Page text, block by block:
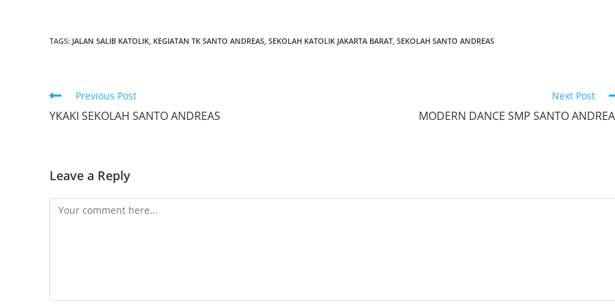
TAGS: JALAN SALIB KATOLIK, KEGIATAN TK SANTO ANDREAS, SEKOLAH KATOLIK JAKARTA BARAT, SEKOLAH SANTO ANDREAS
Previous Post
YKAKI SEKOLAH SANTO ANDREAS
Next Post
MODERN DANCE SMP SANTO
Leave a Reply